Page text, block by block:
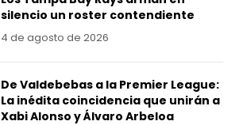
silencio un roster contendiente
4 de agosto de 2026
De Valdebebas a la Premier League:
La inédita coincidencia que unirán a
Xabi Alonso y Álvaro Arbeloa